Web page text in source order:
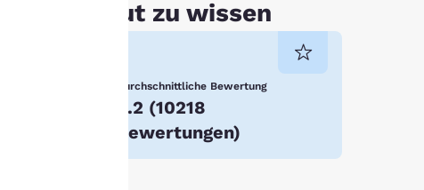
Gut zu wissen
Durchschnittliche Bewertung
4.2 (10218
Bewertungen)
werden die
Gerät gespeichert.
Weitere Informationen